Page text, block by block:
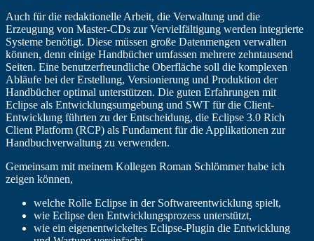
Auch für die redaktionelle Arbeit, die Verwaltung und die
Erzeugung von Master-CDs zur Vervielfältigung werden integrierte
Systeme benötigt. Diese müssen große Datenmengen verwalten
können, denn einige Handbücher umfassen mehrere zehntausend
Seiten. Eine benutzerfreundliche Oberfläche soll die komplexen
Abläufe bei der Erstellung, Versionierung und Produktion der
Handbücher optimal unterstützen. Die guten Erfahrungen mit
Eclipse als Entwicklungsumgebung und SWT für die Client-
Entwicklung führten zu der Entscheidung, die Eclipse 3.0 Rich
Client Platform (RCP) als Fundament für die Applikationen zur
Handbuchverwaltung zu verwenden.
Gemeinsam mit meinem Kollegen Roman Schlömmer habe ich
zeigen können,
welche Rolle Eclipse in der Softwareentwicklung spielt,
wie Eclipse den Entwicklungsprozess unterstützt,
wie ein eigenentwickeltes Eclipse-Plugin die Entwicklung